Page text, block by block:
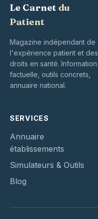
Le Carnet du
Patient
Magazine indépendant de
l'expérience patient et des
droits en santé. Information
factuelle, outils concrets,
annuaire national.
SERVICES
Annuaire
établissements
Simulateurs & Outils
Blog